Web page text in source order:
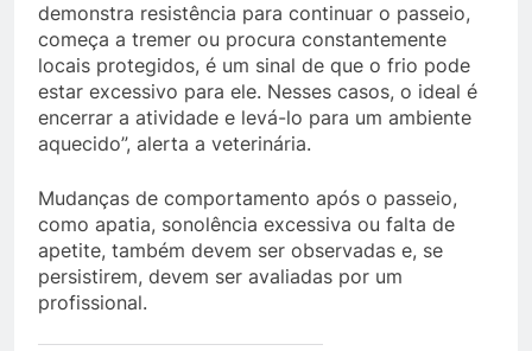
demonstra resistência para continuar o passeio,
começa a tremer ou procura constantemente
locais protegidos, é um sinal de que o frio pode
estar excessivo para ele. Nesses casos, o ideal é
encerrar a atividade e levá-lo para um ambiente
aquecido”, alerta a veterinária.
Mudanças de comportamento após o passeio,
como apatia, sonolência excessiva ou falta de
apetite, também devem ser observadas e, se
persistirem, devem ser avaliadas por um
profissional.